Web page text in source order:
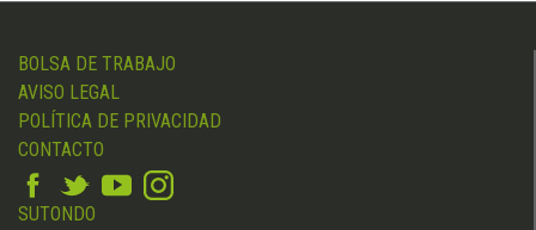
BOLSA DE TRABAJO
AVISO LEGAL
POLÍTICA DE PRIVACIDAD
CONTACTO
SUTONDO